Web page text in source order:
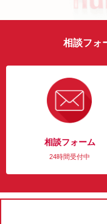
相談フォ
相談フォーム
24時間受付中